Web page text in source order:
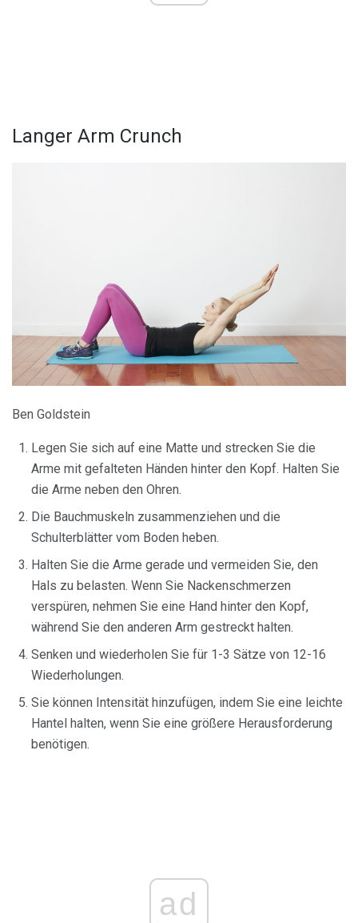
Langer Arm Crunch
Ben Goldstein
Legen Sie sich auf eine Matte und strecken Sie die
Arme mit gefalteten Händen hinter den Kopf. Halten Sie
die Arme neben den Ohren.
Die Bauchmuskeln zusammenziehen und die
Schulterblätter vom Boden heben.
Halten Sie die Arme gerade und vermeiden Sie, den
Hals zu belasten. Wenn Sie Nackenschmerzen
verspüren, nehmen Sie eine Hand hinter den Kopf,
während Sie den anderen Arm gestreckt halten.
Senken und wiederholen Sie für 1-3 Sätze von 12-16
Wiederholungen.
Sie können Intensität hinzufügen, indem Sie eine leichte
Hantel halten, wenn Sie eine größere Herausforderung
benötigen.
ad